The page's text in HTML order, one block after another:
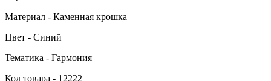
Материал - Каменная крошка
Цвет - Синий
Тематика - Гармония
Код товара - 12222